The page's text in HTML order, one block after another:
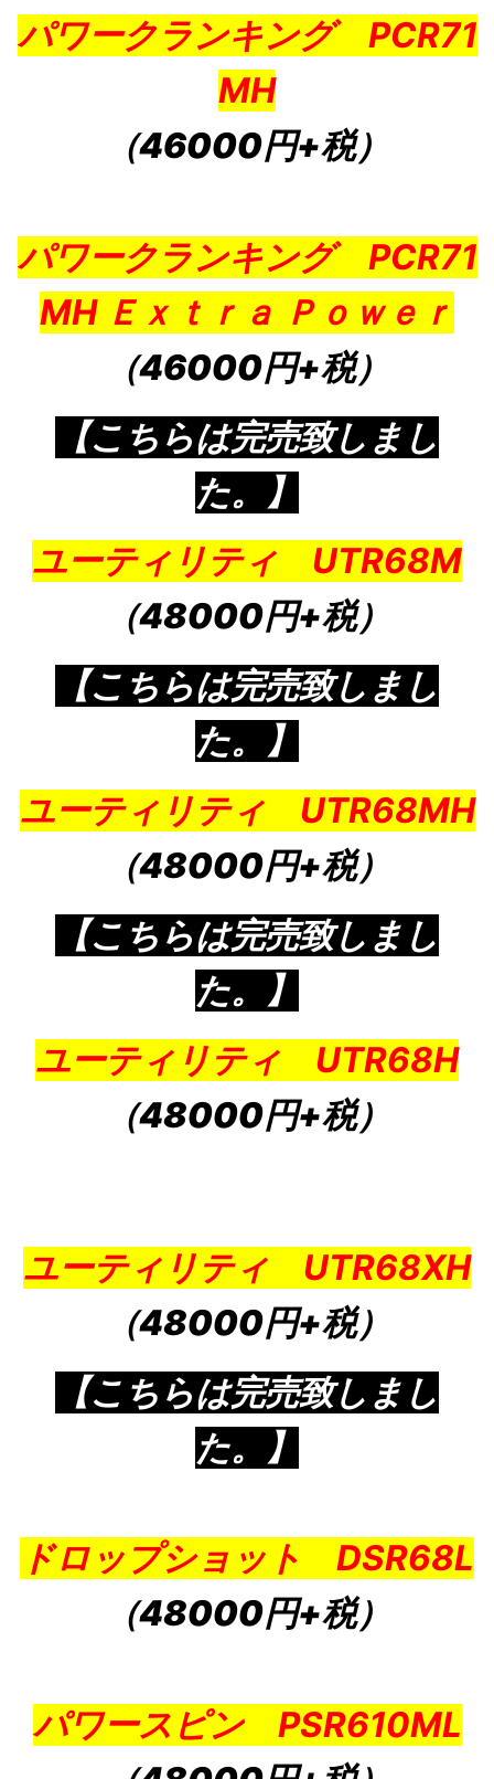
パワークランキング PCR71
MH
（46000円+税）
パワークランキング PCR71
MH Ｅｘｔｒａ Ｐｏｗｅｒ
（46000円+税）
【こちらは完売致しまし
た。】
ユーティリティ UTR68M
（48000円+税）
【こちらは完売致しまし
た。】
ユーティリティ UTR68MH
（48000円+税）
【こちらは完売致しまし
た。】
ユーティリティ UTR68H
（48000円+税）
ユーティリティ UTR68XH
（48000円+税）
【こちらは完売致しまし
た。】
ドロップショット DSR68L
（48000円+税）
パワースピン PSR610ML